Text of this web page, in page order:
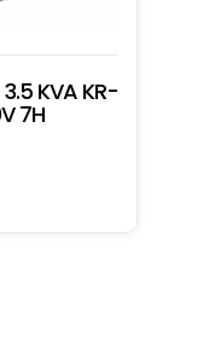
KVA KR-
7H